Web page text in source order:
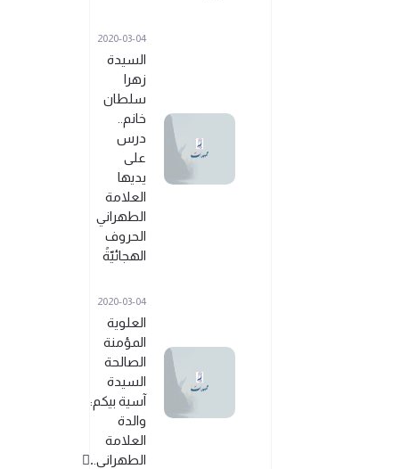
2020-03-04
السيدة
زهرا
سلطان
خانم..
درس
على
يديها
العلامة
الطهراني
الحروف
الهجائيّةً
2020-03-04
العلوية
المؤمنة
الصالحة
السيدة
آسية بيكم:
والدة
العلامة
الطهراني..ً